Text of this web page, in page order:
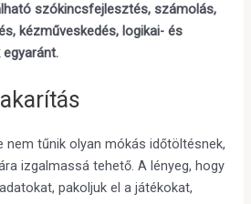
szókincsfejlesztés, számolás,
kézműveskedés, logikai- és
tűnik olyan mókás időtöltésnek,
izgalmassá tehető. A lényeg, hogy
pakoljuk el a játékokat,